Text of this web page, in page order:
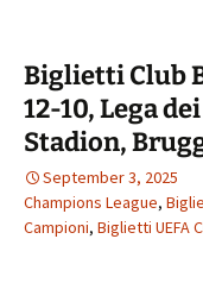
Biglietti Club
12-10, Lega
Stadion,
September 3, 2025
Champions League,
Campioni, Biglietti UEFA